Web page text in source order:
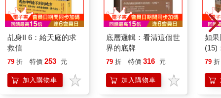
乩身II 6：給天庭的求
救信
79 折 特價 253 元
加入購物車
底層邏輯：看清這個世
界的底牌
79 折 特價 316 元
加入購物車
如
(15)
貓
79 折